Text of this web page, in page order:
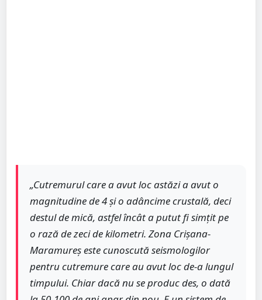
„Cutremurul care a avut loc astăzi a avut o
magnitudine de 4 și o adâncime crustală, deci
destul de mică, astfel încât a putut fi simțit pe
o rază de zeci de kilometri. Zona Crișana-
Maramureș este cunoscută seismologilor
pentru cutremure care au avut loc de-a lungul
timpului. Chiar dacă nu se produc des, o dată